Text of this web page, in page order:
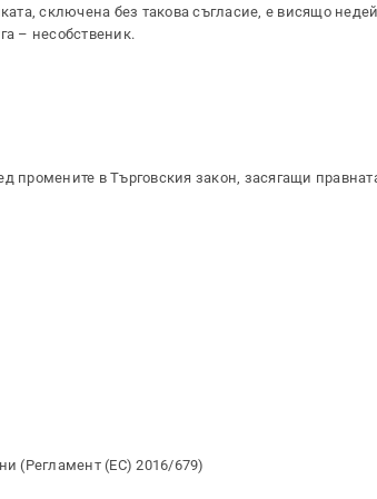
сключена без такова съгласие, е висящо
– несобственик.
промените в Търговския закон, засягащи
(Регламент (ЕС) 2016/679)